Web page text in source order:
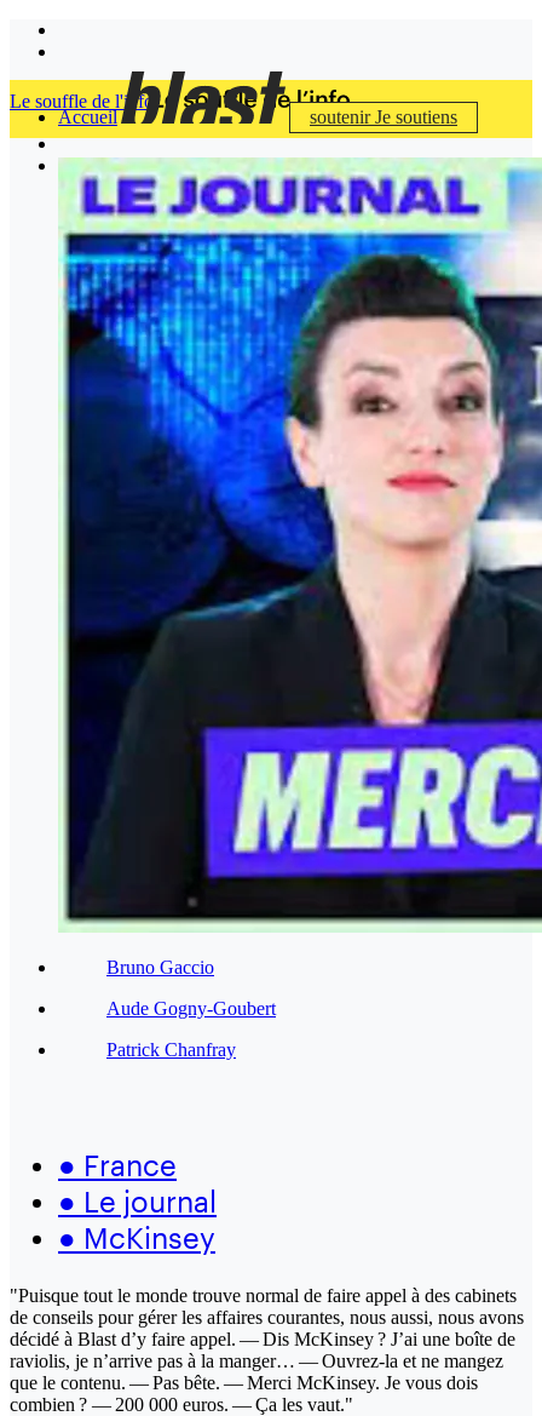
Accueil soutenirJe soutiens
Le souffle de l'info
Bruno Gaccio
Aude Gogny-Goubert
Patrick Chanfray
● France
● Le journal
● McKinsey
"Puisque tout le monde trouve normal de faire appel à des cabinets
de conseils pour gérer les affaires courantes, nous aussi, nous avons
décidé à Blast d’y faire appel. — Dis McKinsey ? J’ai une boîte de
raviolis, je n’arrive pas à la manger… — Ouvrez-la et ne mangez
que le contenu. — Pas bête. — Merci McKinsey. Je vous dois
combien ? — 200 000 euros. — Ça les vaut."